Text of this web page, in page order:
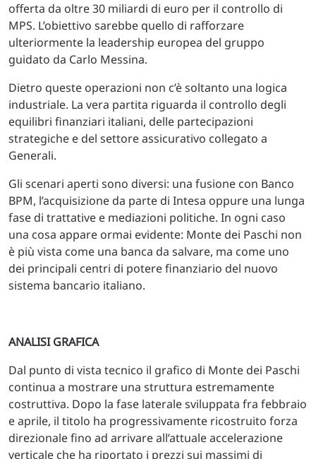
offerta da oltre 30 miliardi di euro per il controllo di
MPS. L’obiettivo sarebbe quello di rafforzare
ulteriormente la leadership europea del gruppo
guidato da Carlo Messina.
Dietro queste operazioni non c’è soltanto una logica
industriale. La vera partita riguarda il controllo degli
equilibri finanziari italiani, delle partecipazioni
strategiche e del settore assicurativo collegato a
Generali.
Gli scenari aperti sono diversi: una fusione con Banco
BPM, l’acquisizione da parte di Intesa oppure una lunga
fase di trattative e mediazioni politiche. In ogni caso
una cosa appare ormai evidente: Monte dei Paschi non
è più vista come una banca da salvare, ma come uno
dei principali centri di potere finanziario del nuovo
sistema bancario italiano.
ANALISI GRAFICA
Dal punto di vista tecnico il grafico di Monte dei Paschi
continua a mostrare una struttura estremamente
costruttiva. Dopo la fase laterale sviluppata fra febbraio
e aprile, il titolo ha progressivamente ricostruito forza
direzionale fino ad arrivare all’attuale accelerazione
verticale che ha riportato i prezzi sui massimi di